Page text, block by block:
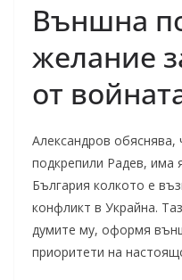
Външна
желание
от
Александров обяснява,
подкрепили Радев, има
България колкото е
конфликт в Украйна.
думите му, оформя
приоритети на